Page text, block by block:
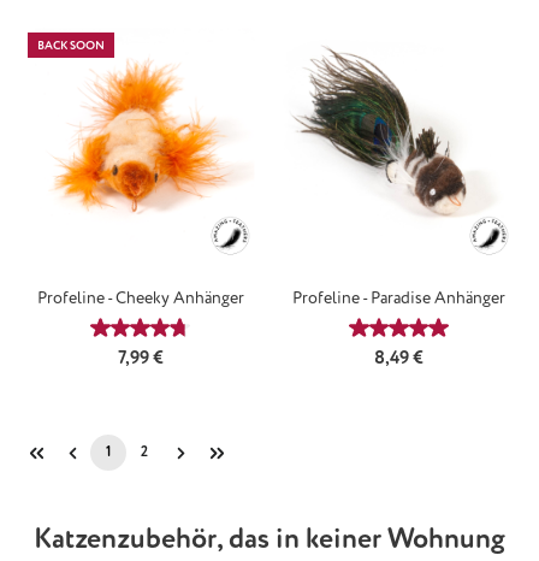
BACK SOON
Profeline - Cheeky Anhänger
Durchschnittliche Bewertung von 4.75 von 5 Sternen
Regulärer Preis:
7,99 €
Profeline - Paradise Anhänger
Durchschnittliche
Regulärer Preis:
8,49 €
Seite
1 Seite
2
Katzenzubehör, das in keiner Wohnung